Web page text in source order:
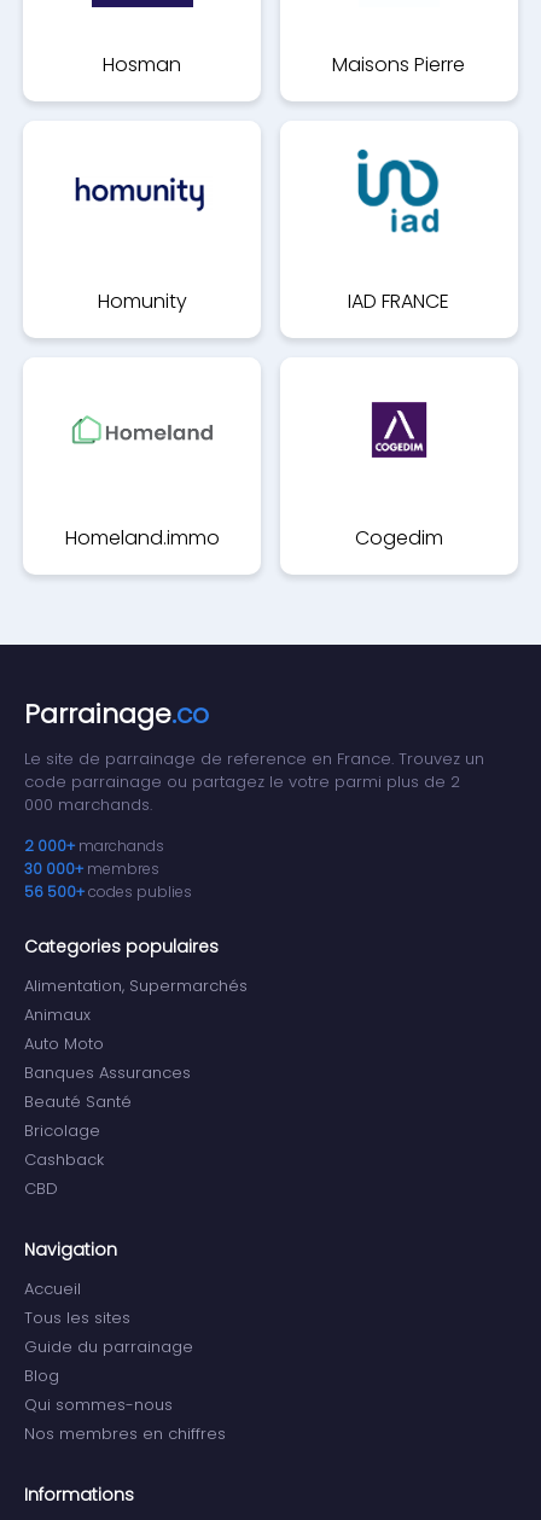
Hosman Maisons Pierre
Homunity IAD FRANCE
Homeland.immo Cogedim
Parrainage.co
Le site de parrainage de reference en France. Trouvez un
code parrainage ou partagez le votre parmi plus de 2
000 marchands.
2 000+ marchands
30 000+ membres
56 500+codes publies
Categories populaires
Alimentation, Supermarchés
Animaux
Auto Moto
Banques Assurances
Beauté Santé
Bricolage
Cashback
CBD
Navigation
Accueil
Tous les sites
Guide du parrainage
Blog
Qui sommes-nous
Nos membres en chiffres
Informations